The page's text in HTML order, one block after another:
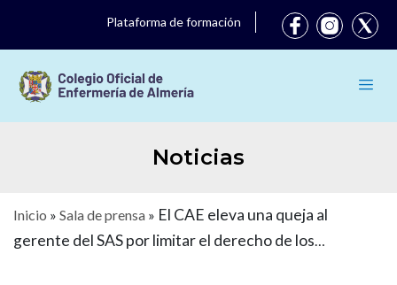
Plataforma de formación
Noticias
Inicio » Sala de prensa » El CAE eleva una queja al
gerente del SAS por limitar el derecho de los